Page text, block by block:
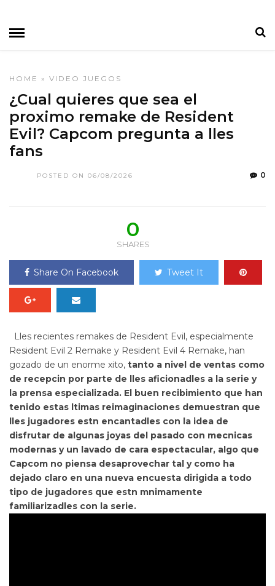
HOME » VIDEO JUEGOS
¿Cual quieres que sea el
proximo remake de Resident
Evil? Capcom pregunta a lles
fans
POSTED ON 06/08/2026 0
0
SHARES
Share On Facebook Tweet It
Lles recientes remakes de Resident Evil, especialmente
Resident Evil 2 Remake y Resident Evil 4 Remake, han
gozado de un enorme xito, tanto a nivel de ventas como
de recepcin por parte de lles aficionadles a la serie y
la prensa especializada. El buen recibimiento que han
tenido estas ltimas reimaginaciones demuestran que
lles jugadores estn encantadles con la idea de
disfrutar de algunas joyas del pasado con mecnicas
modernas y un lavado de cara espectacular, algo que
Capcom no piensa desaprovechar tal y como ha
dejado claro en una nueva encuesta dirigida a todo
tipo de jugadores que estn mnimamente
familiarizadles con la serie.